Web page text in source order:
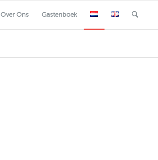
Over Ons Gastenboek